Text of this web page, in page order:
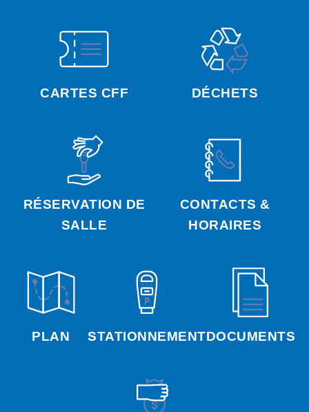
CARTES CFF DÉCHETS
RÉSERVATION DE
SALLE
CONTACTS &
HORAIRES
PLAN STATIONNEMENTDOCUMENTS